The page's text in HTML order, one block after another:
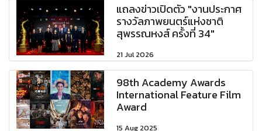
แถลงข่าวเปิดตัว "งานประกาศ
รางวัลภาพยนตร์แห่งชาติ
สุพรรณหงส์ ครั้งที่ 34"
21 Jul 2026
98th Academy Awards
International Feature Film
Award
15 Aug 2025